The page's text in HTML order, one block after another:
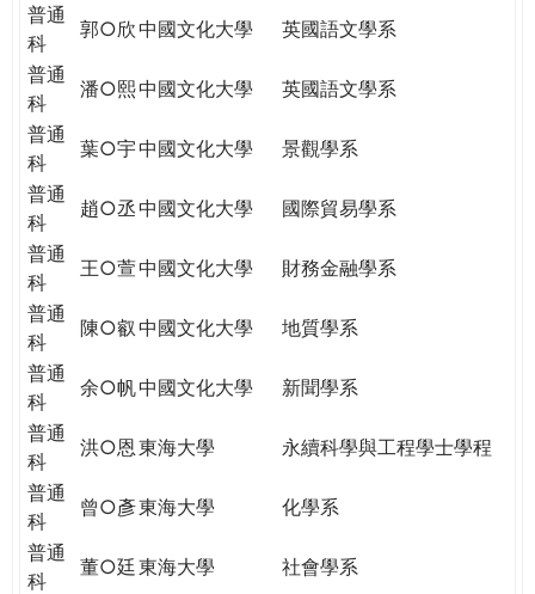
普通
科
郭○欣中國文化大學
英國語文學系
普通
科
潘○熙中國文化大學
英國語文學系
普通
科
葉○宇中國文化大學
景觀學系
普通
科
趙○丞中國文化大學
國際貿易學系
普通
科
王○萱中國文化大學
財務金融學系
普通
科
陳○叡 中國文化大學
地質學系
普通
科
余○帆中國文化大學
新聞學系
普通
科
洪○恩 東海大學
永續科學與工程學士學程
普通
科
曾○彥東海大學
化學系
普通
科
董○廷東海大學
社會學系